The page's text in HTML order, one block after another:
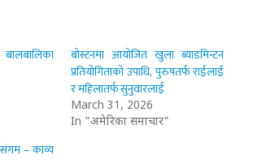
बोस्टनमा आयोजित खुला ब्याडमिन्टन
प्रतियोगिताको उपाधि, पुरुषतर्फ राईलाई
र महिलातर्फ सुनुवारलाई
March 31, 2026
In "अमेरिका समाचार"
– काव्य